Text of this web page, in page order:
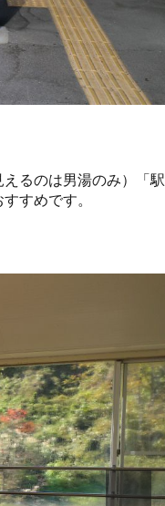
るのは男湯のみ）「駅
すめです。